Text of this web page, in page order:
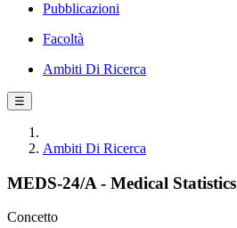
Pubblicazioni
Facoltà
Ambiti Di Ricerca
☰
Ambiti Di Ricerca
MEDS-24/A - Medical Statistics
Concetto